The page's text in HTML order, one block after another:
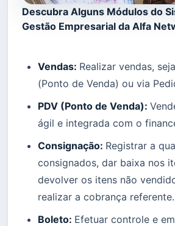
Descubra Alguns Módulos do
Gestão Empresarial da Alfa
Vendas: Realizar vendas,
(Ponto de Venda) ou via
PDV (Ponto de Venda):
ágil e integrada com o
Consignação: Registrar a
consignados, dar baixa nos
devolver os itens não
realizar a cobrança referente.
Boleto: Efetuar controle e